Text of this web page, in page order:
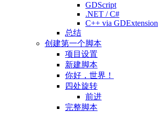
GDScript
.NET / C#
C++ via GDExtension
总结
创建第一个脚本
项目设置
新建脚本
你好，世界！
四处旋转
前进
完整脚本